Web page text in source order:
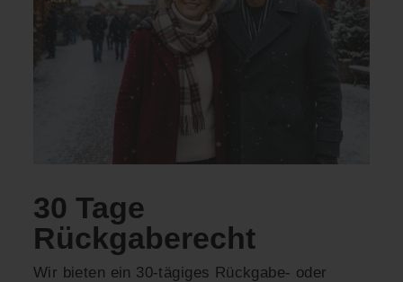
30 Tage
Rückgaberecht
Wir bieten ein 30-tägiges Rückgabe- oder